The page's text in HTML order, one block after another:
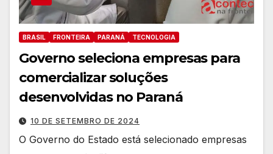
BRASIL FRONTEIRA PARANÁ TECNOLOGIA
Governo seleciona empresas para
comercializar soluções
desenvolvidas no Paraná
10 DE SETEMBRO DE 2024
O Governo do Estado está selecionado empresas